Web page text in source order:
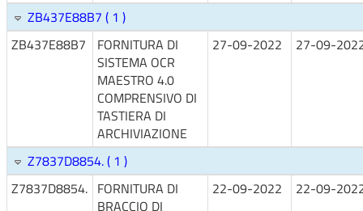
ZB437E88B7 ( 1 )
ZB437E88B7
FORNITURA DI
SISTEMA OCR
MAESTRO 4.0
COMPRENSIVO DI
TASTIERA DI
ARCHIVIAZIONE
27-09-2022 27-09-
Z7837D8854. ( 1 )
Z7837D8854. FORNITURA DI
BRACCIO DI
22-09-2022 22-09-